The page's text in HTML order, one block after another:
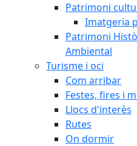
Patrimoni
Imatgeria
Patrimoni
Ambiental
Turisme i oci
Com arribar
Festes, fires i
Llocs d'interès
Rutes
On dormir